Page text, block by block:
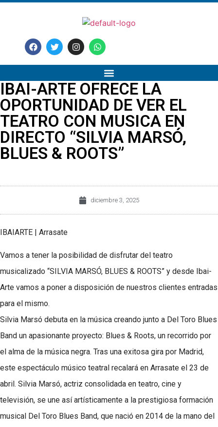
IBAI-ARTE OFRECE LA
OPORTUNIDAD DE VER EL
TEATRO CON MUSICA EN
DIRECTO “SILVIA MARSÓ,
BLUES & ROOTS”
diciembre 3, 2025
IBAIARTE | Arrasate
Vamos a tener la posibilidad de disfrutar del teatro
musicalizado “SILVIA MARSÓ, BLUES & ROOTS” y desde Ibai-
Arte vamos a poner a disposición de nuestros clientes entradas
para el mismo.
Silvia Marsó debuta en la música creando junto a Del Toro Blues
Band un apasionante proyecto: Blues & Roots, un recorrido por
el alma de la música negra. Tras una exitosa gira por Madrid,
este espectáculo músico teatral recalará en Arrasate el 23 de
abril. Silvia Marsó, actriz consolidada en teatro, cine y
televisión, se une así artísticamente a la prestigiosa formación
musical Del Toro Blues Band, que nació en 2014 de la mano del